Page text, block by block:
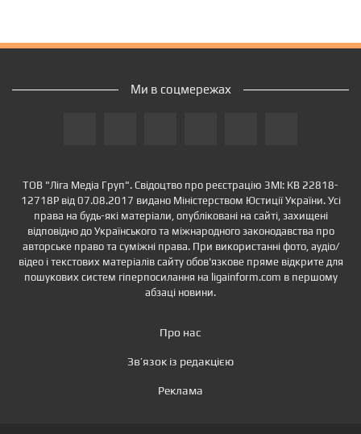
ТОВ "Ліга Медіа Груп". Свідоцтво про реєстрацію ЗМІ: КВ 22818-
12718Р від 07.08.2017 видано Міністерством Юстиції України. Усі
права на будь-які матеріали, опубліковані на сайті, захищені
відповідно до Українського та міжнародного законодавства про
авторське право та суміжні права. При використанні фото, аудіо/
відео і текстових матеріалів сайту обов'язкове пряме відкрите для
пошукових систем гіперпосилання на ligainform.com в першому
абзаці новини.
Про нас
Зв’язок із редакцією
Реклама
Ми в соцмережах